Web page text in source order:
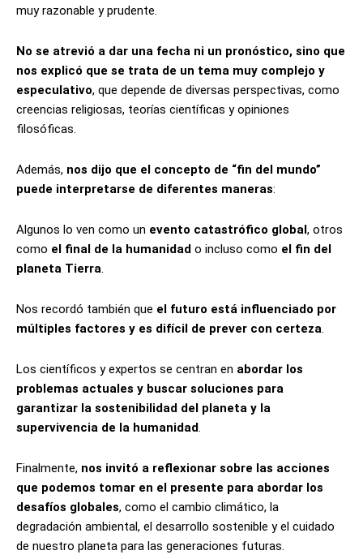
muy razonable y prudente.
No se atrevió a dar una fecha ni un pronóstico, sino que
nos explicó que se trata de un tema muy complejo y
especulativo, que depende de diversas perspectivas, como
creencias religiosas, teorías científicas y opiniones
filosóficas.
Además, nos dijo que el concepto de “fin del mundo”
puede interpretarse de diferentes maneras:
Algunos lo ven como un evento catastrófico global, otros
como el final de la humanidad o incluso como el fin del
planeta Tierra.
Nos recordó también que el futuro está influenciado por
múltiples factores y es difícil de prever con certeza.
Los científicos y expertos se centran en abordar los
problemas actuales y buscar soluciones para
garantizar la sostenibilidad del planeta y la
supervivencia de la humanidad.
Finalmente, nos invitó a reflexionar sobre las acciones
que podemos tomar en el presente para abordar los
desafíos globales, como el cambio climático, la
degradación ambiental, el desarrollo sostenible y el cuidado
de nuestro planeta para las generaciones futuras.